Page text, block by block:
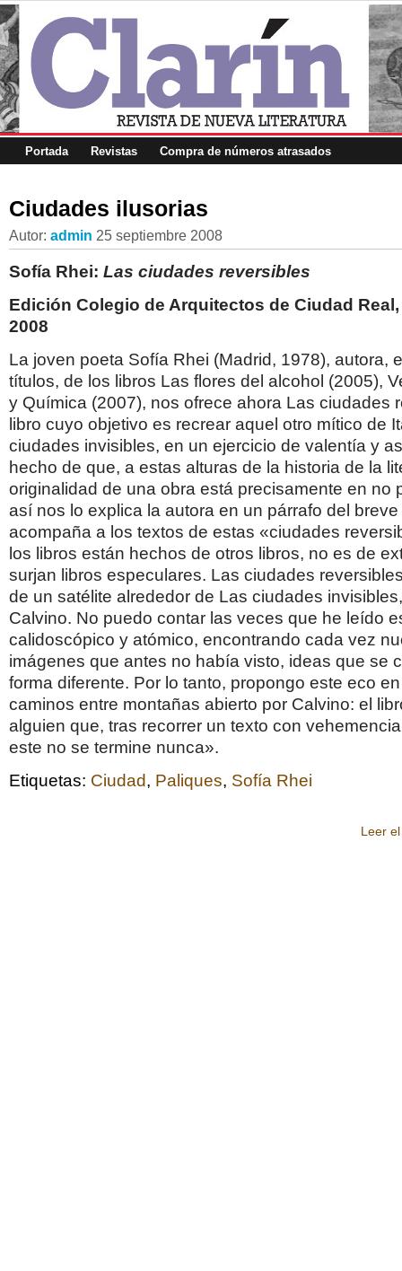
Portada Revistas Compra de números atrasados
Ciudades ilusorias
Autor: admin 25 septiembre 2008
Sofía Rhei: Las ciudades reversibles
Edición Colegio de Arquitectos de Ciudad
2008
La joven poeta Sofía Rhei (Madrid, 1978), autora,
títulos, de los libros Las flores del alcohol (2005),
y Química (2007), nos ofrece ahora Las ciudades
libro cuyo objetivo es recrear aquel otro mítico de
ciudades invisibles, en un ejercicio de valentía y
hecho de que, a estas alturas de la historia de la
originalidad de una obra está precisamente en no
así nos lo explica la autora en un párrafo del
acompaña a los textos de estas «ciudades
los libros están hechos de otros libros, no es de
surjan libros especulares. Las ciudades
de un satélite alrededor de Las ciudades
Calvino. No puedo contar las veces que he leído
calidoscópico y atómico, encontrando cada vez
imágenes que antes no había visto, ideas que se
forma diferente. Por lo tanto, propongo este eco
caminos entre montañas abierto por Calvino: el
alguien que, tras recorrer un texto con
este no se termine nunca».
Etiquetas: Ciudad, Paliques, Sofía Rhei
Leer